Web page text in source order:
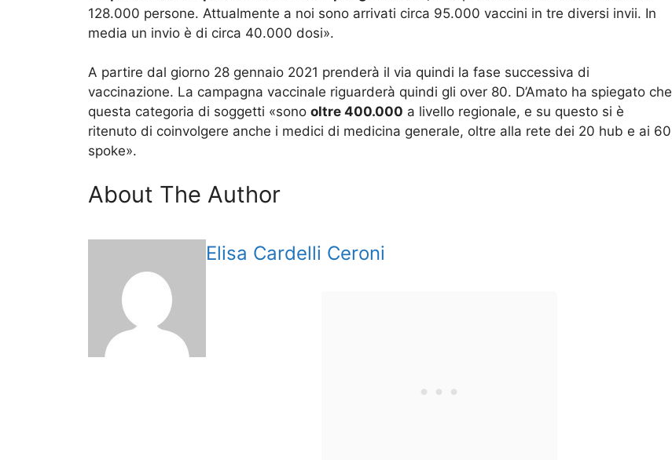
128.000 persone. Attualmente a noi sono arrivati circa 95.000 vaccini in tre diversi invii. In
media un invio è di circa 40.000 dosi».
A partire dal giorno 28 gennaio 2021 prenderà il via quindi la fase successiva di
vaccinazione. La campagna vaccinale riguarderà quindi gli over 80. D’Amato ha spiegato che
questa categoria di soggetti «sono oltre 400.000 a livello regionale, e su questo si è
ritenuto di coinvolgere anche i medici di medicina generale, oltre alla rete dei 20 hub e ai 60
spoke».
About The Author
Elisa Cardelli Ceroni